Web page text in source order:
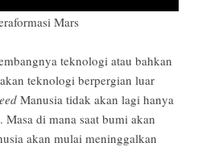
Mars
teknologi atau bahkan
teknologi berpergian luar
Manusia tidak akan lagi hanya
di mana saat bumi akan
akan mulai meninggalkan